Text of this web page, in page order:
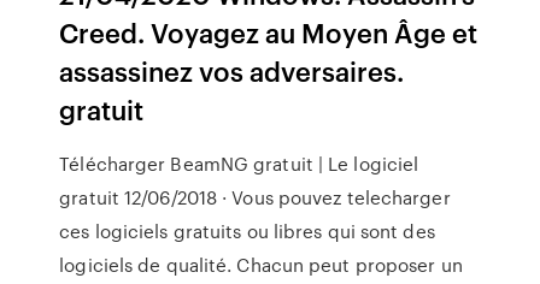
Creed. Voyagez au Moyen Âge et
assassinez vos adversaires.
gratuit
Télécharger BeamNG gratuit | Le logiciel
gratuit 12/06/2018 · Vous pouvez telecharger
ces logiciels gratuits ou libres qui sont des
logiciels de qualité. Chacun peut proposer un